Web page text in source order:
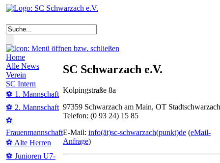
Home
Alle News
Verein
SC Intern
⚽ 1. Mannschaft
⚽ 2. Mannschaft
⚽
Frauenmannschaft
⚽ Alte Herren
⚽ Junioren U7-
SC Schwarzach e.V.
Kolpingstraße 8a
97359 Schwarzach am Main, OT Stadtschwarzach
Telefon: (0 93 24) 15 85
E-Mail: info(ät)sc-schwarzach(punkt)de (eMail-
Anfrage)